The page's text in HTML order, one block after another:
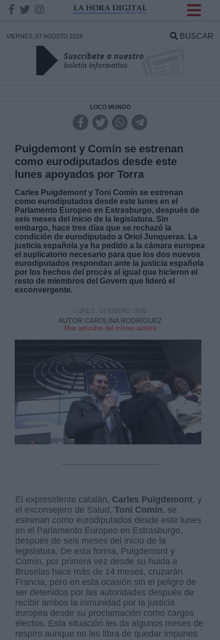
VIERNES, 07 AGOSTO 2026 BUSCAR
LOCO MUNDO
Puigdemont y Comín se estrenan
como eurodiputados desde este
lunes apoyados por Torra
Carles Puigdemont y Toni Comín se estrenan
como eurodiputados desde este lunes en el
Parlamento Europeo en Estrasburgo, después de
seis meses del inicio de la legislatura. Sin
embargo, hace tres días que se rechazó la
condición de eurodiputado a Oriol Junqueras. La
justicia española ya ha pedido a la cámara europea
el suplicatorio necesario para que los dos nuevos
eurodiputados respondan ante la justicia española
por los hechos del procés al igual que hicieron el
resto de miembros del Govern que lideró el
exconvergente.
AUTOR CAROLINA RODRÍGUEZ
Mas artículos del mismo autor/a
LUNES, 13 ENERO 2020
El expresidente catalán, Carles Puigdemont, y
el exconsejero de Salud,Toni Comín, se
estrenan como eurodiputados desde este lunes
en el Parlamento Europeo en Estrasburgo,
después de seis meses del inicio de la
legislatura. De esta forma, Puigdemont y
Comín, por primera vez desde su huida a
Bruselas hace más de 14 meses, cruzarán
Francia, pero en esta ocasión sin el peligro de
ser detenidos por las autoridades después de
recibir ambos la inmunidad por la justicia
europea desde su proclamación como cargos
electos. Esta situación les da algunos meses de
respiro aunque no les libra de quedar impunes
DATOS
Responsable:
Legitimación:
Destinatarios:
Derechos:
link
Información adicional